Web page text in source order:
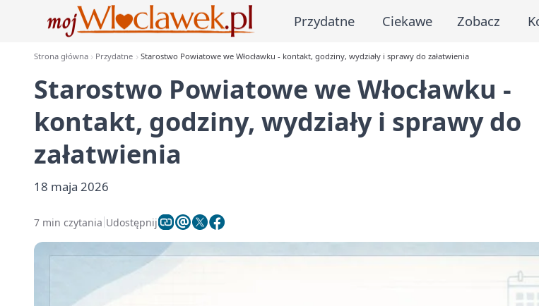
Przydatne Ciekawe Zobacz
Strona główna Przydatne Starostwo Powiatowe we Włocławku - kontakt, godziny, wydziały i sprawy do załatwienia
Starostwo Powiatowe we Włocławku -
kontakt, godziny, wydziały i sprawy do
załatwienia
18 maja 2026
7 min czytania Udostępnij